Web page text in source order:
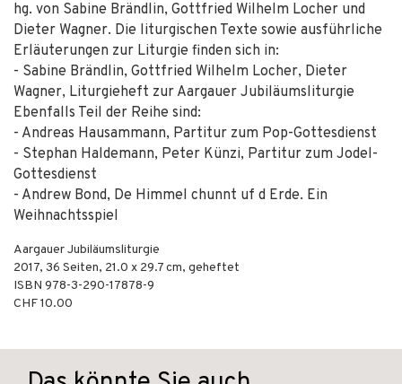
hg. von Sabine Brändlin, Gottfried Wilhelm Locher und
Dieter Wagner. Die liturgischen Texte sowie ausführliche
Erläuterungen zur Liturgie finden sich in:
- Sabine Brändlin, Gottfried Wilhelm Locher, Dieter
Wagner, Liturgieheft zur Aargauer Jubiläumsliturgie
Ebenfalls Teil der Reihe sind:
- Andreas Hausammann, Partitur zum Pop-Gottesdienst
- Stephan Haldemann, Peter Künzi, Partitur zum Jodel-
Gottesdienst
- Andrew Bond, De Himmel chunnt uf d Erde. Ein
Weihnachtsspiel
Aargauer Jubiläumsliturgie
2017, 36 Seiten, 21.0 x 29.7 cm, geheftet
ISBN 978-3-290-17878-9
CHF 10.00